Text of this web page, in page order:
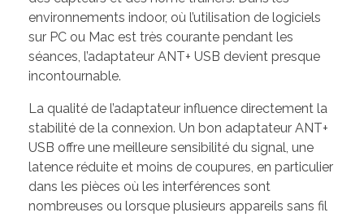
environnements indoor, où l’utilisation de logiciels
sur PC ou Mac est très courante pendant les
séances, l’adaptateur ANT+ USB devient presque
incontournable.
La qualité de l’adaptateur influence directement la
stabilité de la connexion. Un bon adaptateur ANT+
USB offre une meilleure sensibilité du signal, une
latence réduite et moins de coupures, en particulier
dans les pièces où les interférences sont
nombreuses ou lorsque plusieurs appareils sans fil